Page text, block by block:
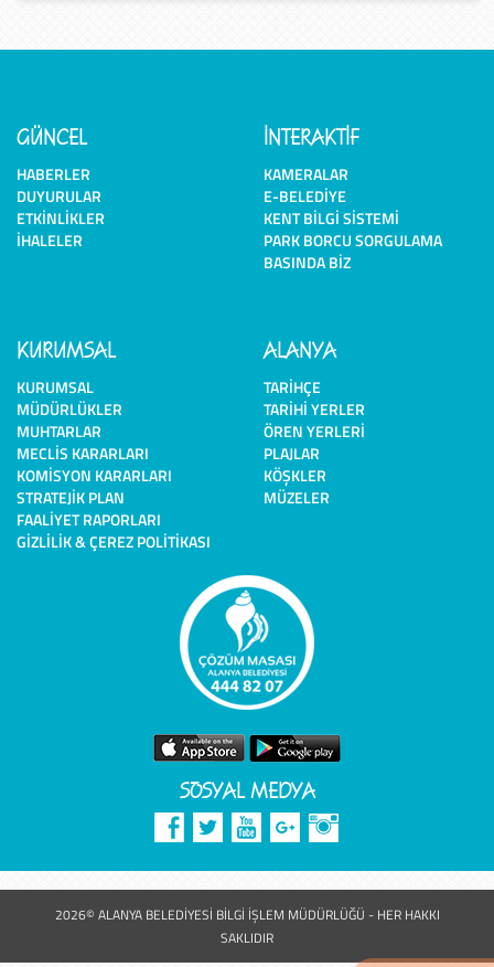
GÜNCEL
HABERLER
DUYURULAR
ETKINLIKLER
İHALELER
İNTERAKTİF
KAMERALAR
E-BELEDIYE
KENT BILGI SISTEMI
PARK BORCU SORGULAMA
BASINDA BIZ
KURUMSAL
KURUMSAL
MÜDÜRLÜKLER
MUHTARLAR
MECLIS KARARLARI
KOMISYON KARARLARI
STRATEJIK PLAN
FAALIYET RAPORLARI
GIZLILIK & ÇEREZ POLITIKASI
ALANYA
TARIHÇE
TARIHI YERLER
ÖREN YERLERI
PLAJLAR
KÖŞKLER
MÜZELER
SOSYAL MEDYA
2026© ALANYA BELEDİYESİ BİLGİ İŞLEM MÜDÜRLÜĞÜ - HER HAKKI
SAKLIDIR